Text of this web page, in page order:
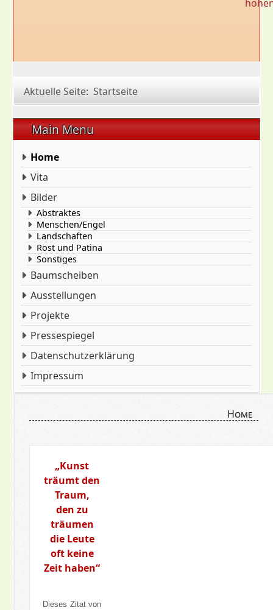
Aktuelle Seite: Startseite
Main Menu
Home
Vita
Bilder
Abstraktes
Menschen/Engel
Landschaften
Rost und Patina
Sonstiges
Baumscheiben
Ausstellungen
Projekte
Pressespiegel
Datenschutzerklärung
Impressum
Home
„Kunst
träumt den
Traum,
den zu
träumen
die Leute
oft keine
Zeit haben“
Dieses Zitat von